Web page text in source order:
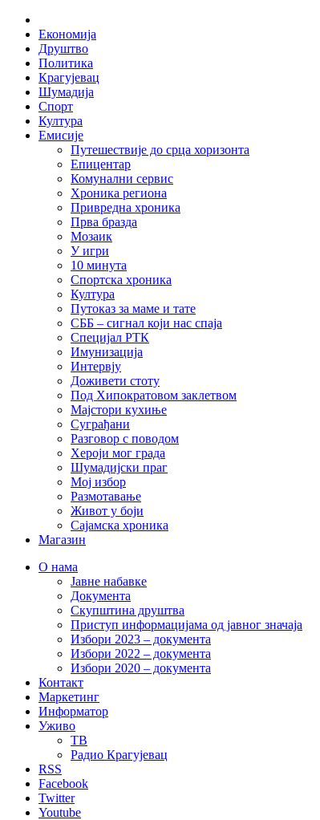
Skip
content
Економија
Друштво
Политика
Крагујевац
Шумадија
Спорт
Култура
Емисије
Путешествије до срца хоризонта
Епицентар
Комунални сервис
Хроника региона
Привредна хроника
Прва бразда
Мозаик
У игри
10 минута
Спортска хроника
Култура
Путоказ за маме и тате
СББ – сигнал који нас спаја
Специјал РТК
Имунизација
Интервју
Доживети стоту
Под Хипократовом заклетвом
Мајстори кухиње
Суграђани
Разговор с поводом
Хероји мог града
Шумадијски праг
Мој избор
Размотавање
Живот у боји
Сајамска хроника
Магазин
О нама
Јавне набавке
Документа
Скупштина друштва
Приступ информацијама од јавног значаја
Избори 2023 – документа
Избори 2022 – документа
Избори 2020 – документа
Контакт
Маркетинг
Информатор
Уживо
ТВ
Радио Крагујевац
RSS
Facebook
Twitter
Youtube